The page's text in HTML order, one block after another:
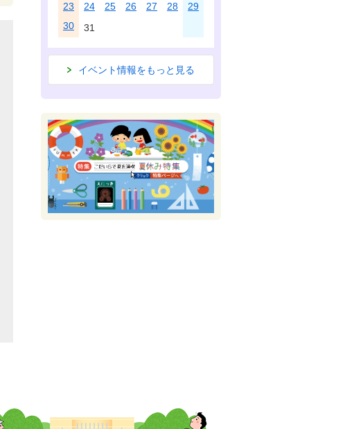
23
24 25 26 27 28
29
30
31
イベント情報をもっと見る